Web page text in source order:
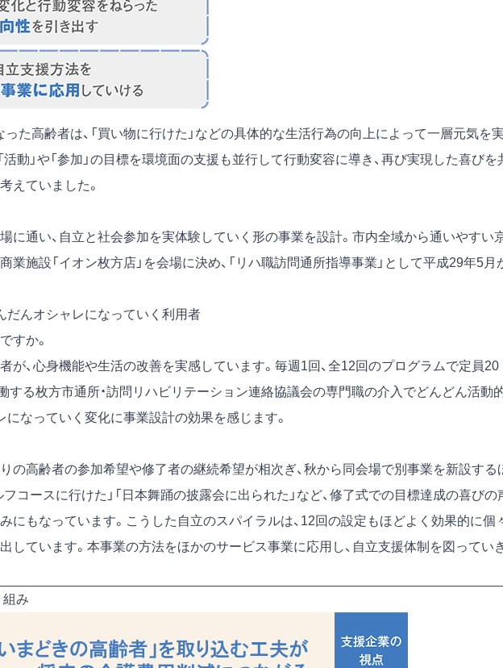
った高齢者は、「買い物に行けた」などの具体的な生活行為の向上によって一層元気を実
活動」や「参加」の目標を環境面の支援も並行して行動変容に導き、再び実現した喜びを
えていました。
場に通い、自立と社会参加を実体験していく形の事業を設計。市内全域から通いやすい
業施設「イオン枚方店」を会場に決め、「リハ職訪問通所指導事業」として平成29年5月
だんオシャレになっていく利用者
すか。
が、心身機能や生活の改善を実感しています。毎週1回、全12回のプログラムで定員20
する枚方市通所・訪問リハビリテーション連絡協議会の専門職の介入でどんどん活動
になっていく変化に事業設計の効果を感じます。
りの高齢者の参加希望や修了者の継続希望が相次ぎ、秋から同会場で別事業を新設する
フコースに行けた」「日本舞踊の披露会に出られた」など、修了式での目標達成の喜びの
にもなっています。こうした自立のスパイラルは、12回の設定もほどよく効果的に個
しています。本事業の方法をほかのサービス事業に応用し、自立支援体制を図ってい
組み